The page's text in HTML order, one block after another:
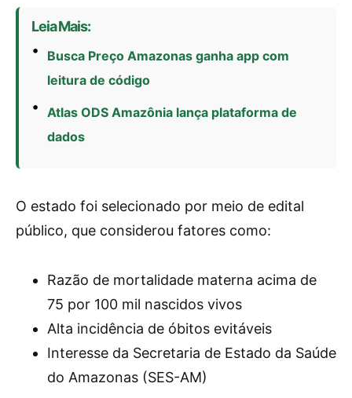
Leia Mais:
Busca Preço Amazonas ganha app com
leitura de código
Atlas ODS Amazônia lança plataforma de
dados
O estado foi selecionado por meio de edital
público, que considerou fatores como:
Razão de mortalidade materna acima de
75 por 100 mil nascidos vivos
Alta incidência de óbitos evitáveis
Interesse da Secretaria de Estado da Saúde
do Amazonas (SES-AM)